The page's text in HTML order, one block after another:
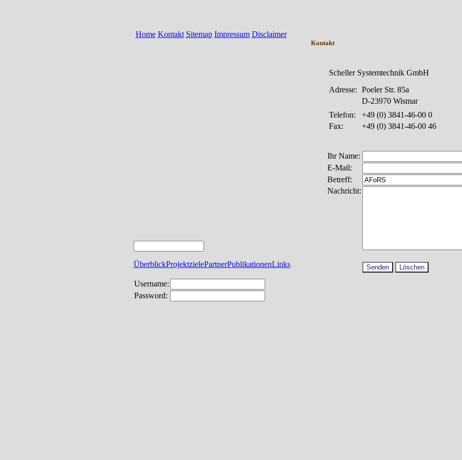
Home Kontakt Sitemap Impressum Disclaimer
ÜberblickProjektzielePartnerPublikationenLinks
Username:
Password:
Kontakt
Scheller Systemtechnik GmbH
Adresse: Poeler Str. 85a
D-23970 Wismar
Telefon:
+49 (0) 3841-46-00 0
Fax:
+49 (0) 3841-46-00 46
Ihr Name:
E-Mail:
Betreff:
Nachricht: